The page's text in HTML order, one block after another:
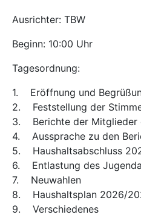
Ausrichter: TBW
Beginn: 10:00 Uhr
Tagesordnung:
1. Eröffnung und
2. Feststellung der
3. Berichte der Mitglieder
4. Aussprache zu den
5. Haushaltsabschluss
6. Entlastung des
7. Neuwahlen
8. Haushaltsplan 2026/
9. Verschiedenes